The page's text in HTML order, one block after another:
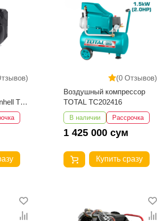
TE-
(0 Отзывов)
Воздушный компрессор
TOTAL TC202416
В наличии Рассрочка
1 425 000 сум
Купить сразу